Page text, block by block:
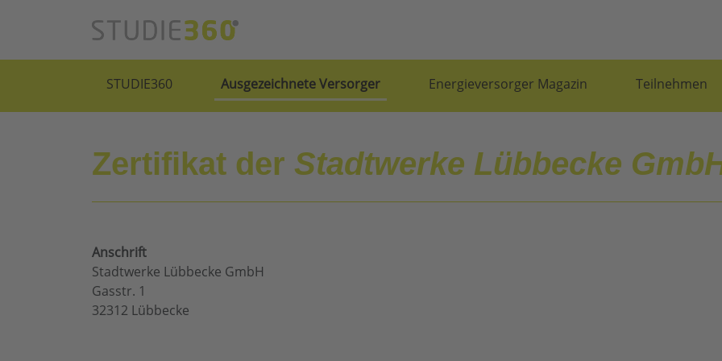
STUDIE360 Ausgezeichnete Versorger Energieversorger Magazin Teilnehmen
Zertifikat der Stadtwerke Lübbecke
Anschrift
Stadtwerke Lübbecke GmbH
Gasstr. 1
32312 Lübbecke